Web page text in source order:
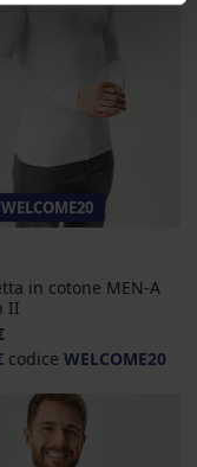
in cotone MEN-A
II
codice WELCOME20